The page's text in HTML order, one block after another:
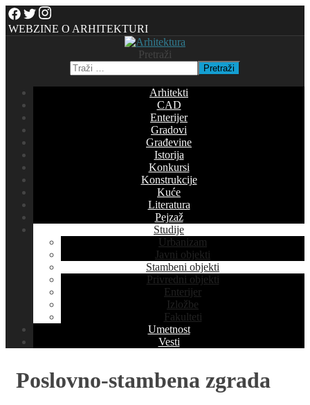
WEBZINE O ARHITEKTURI
Pretraži
Pretraži
Arhitekti
CAD
Enterijer
Gradovi
Građevine
Istorija
Konkursi
Konstrukcije
Kuće
Literatura
Pejzaž
Studije
Urbanizam
Javni objekti
Stambeni objekti
Privredni objekti
Enterijer
Izložbe
Fakulteti
Umetnost
Vesti
Poslovno-stambena zgrada